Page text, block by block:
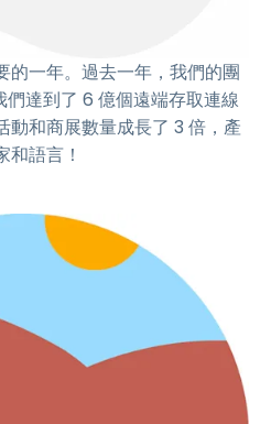
的一年。過去一年，我們的團
們達到了 6 億個遠端存取連線
動和商展數量成長了 3 倍，產
語言！